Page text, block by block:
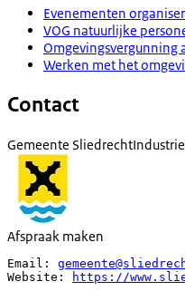
Evenementen
VOG natuurlijke
Omgevingsvergunning
Werken met het
Contact
Gemeente Sliedrecht
Afspraak maken
Email:
Website:
https://